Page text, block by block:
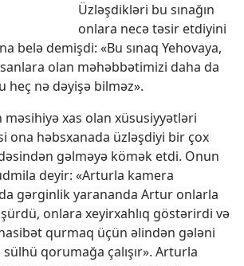
Üzləşdikləri bu sınağın
onlara necə təsir etdiyini
belə demişdi: «Bu sınaq Yehovaya,
olan məhəbbətimizi daha da
heç nə dəyişə bilməz».
xas olan xüsusiyyətləri
ona həbsxanada üzləşdiyi bir çox
gəlməyə kömək etdi. Onun
deyir: «Arturla kamera
gərginlik yarananda Artur onlarla
onlara xeyirxahlıq göstərirdi və
qurmaq üçün əlindən gələni
qorumağa çalışır». Arturla